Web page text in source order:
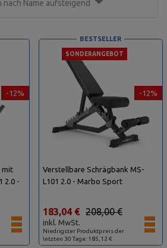
nach Name aufsteigend
-12%
mit
2.0 -
-12%
SONDERANGEBOT
BESTSELLER
Verstellbare Schrägbank MS-
L101 2.0 - Marbo Sport
Niedrigster Produktpreis der
letzten 30 Tage: 185,12 €
208,00 €
183,04 €
inkl. MwSt.